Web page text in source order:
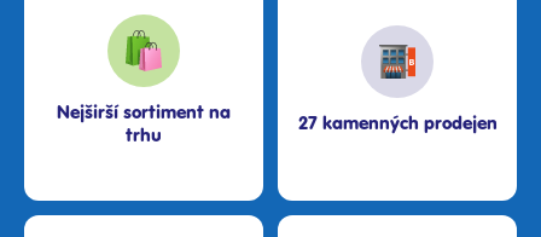
Nejširší sortiment na
trhu
27 kamenných prodejen